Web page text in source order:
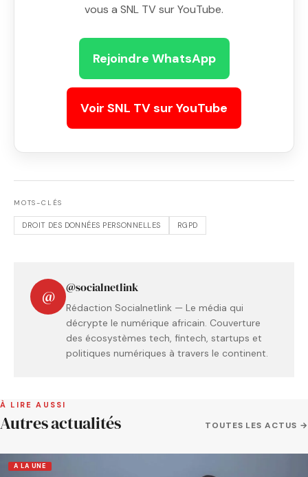
vous a SNL TV sur YouTube.
Rejoindre WhatsApp
Voir SNL TV sur YouTube
MOTS-CLÉS
DROIT DES DONNÉES PERSONNELLES RGPD
@ @socialnetlink
Rédaction Socialnetlink — Le média qui
décrypte le numérique africain. Couverture
des écosystèmes tech, fintech, startups et
politiques numériques à travers le continent.
À LIRE AUSSI
Autres actualités TOUTES LES ACTUS →
A LA UNE